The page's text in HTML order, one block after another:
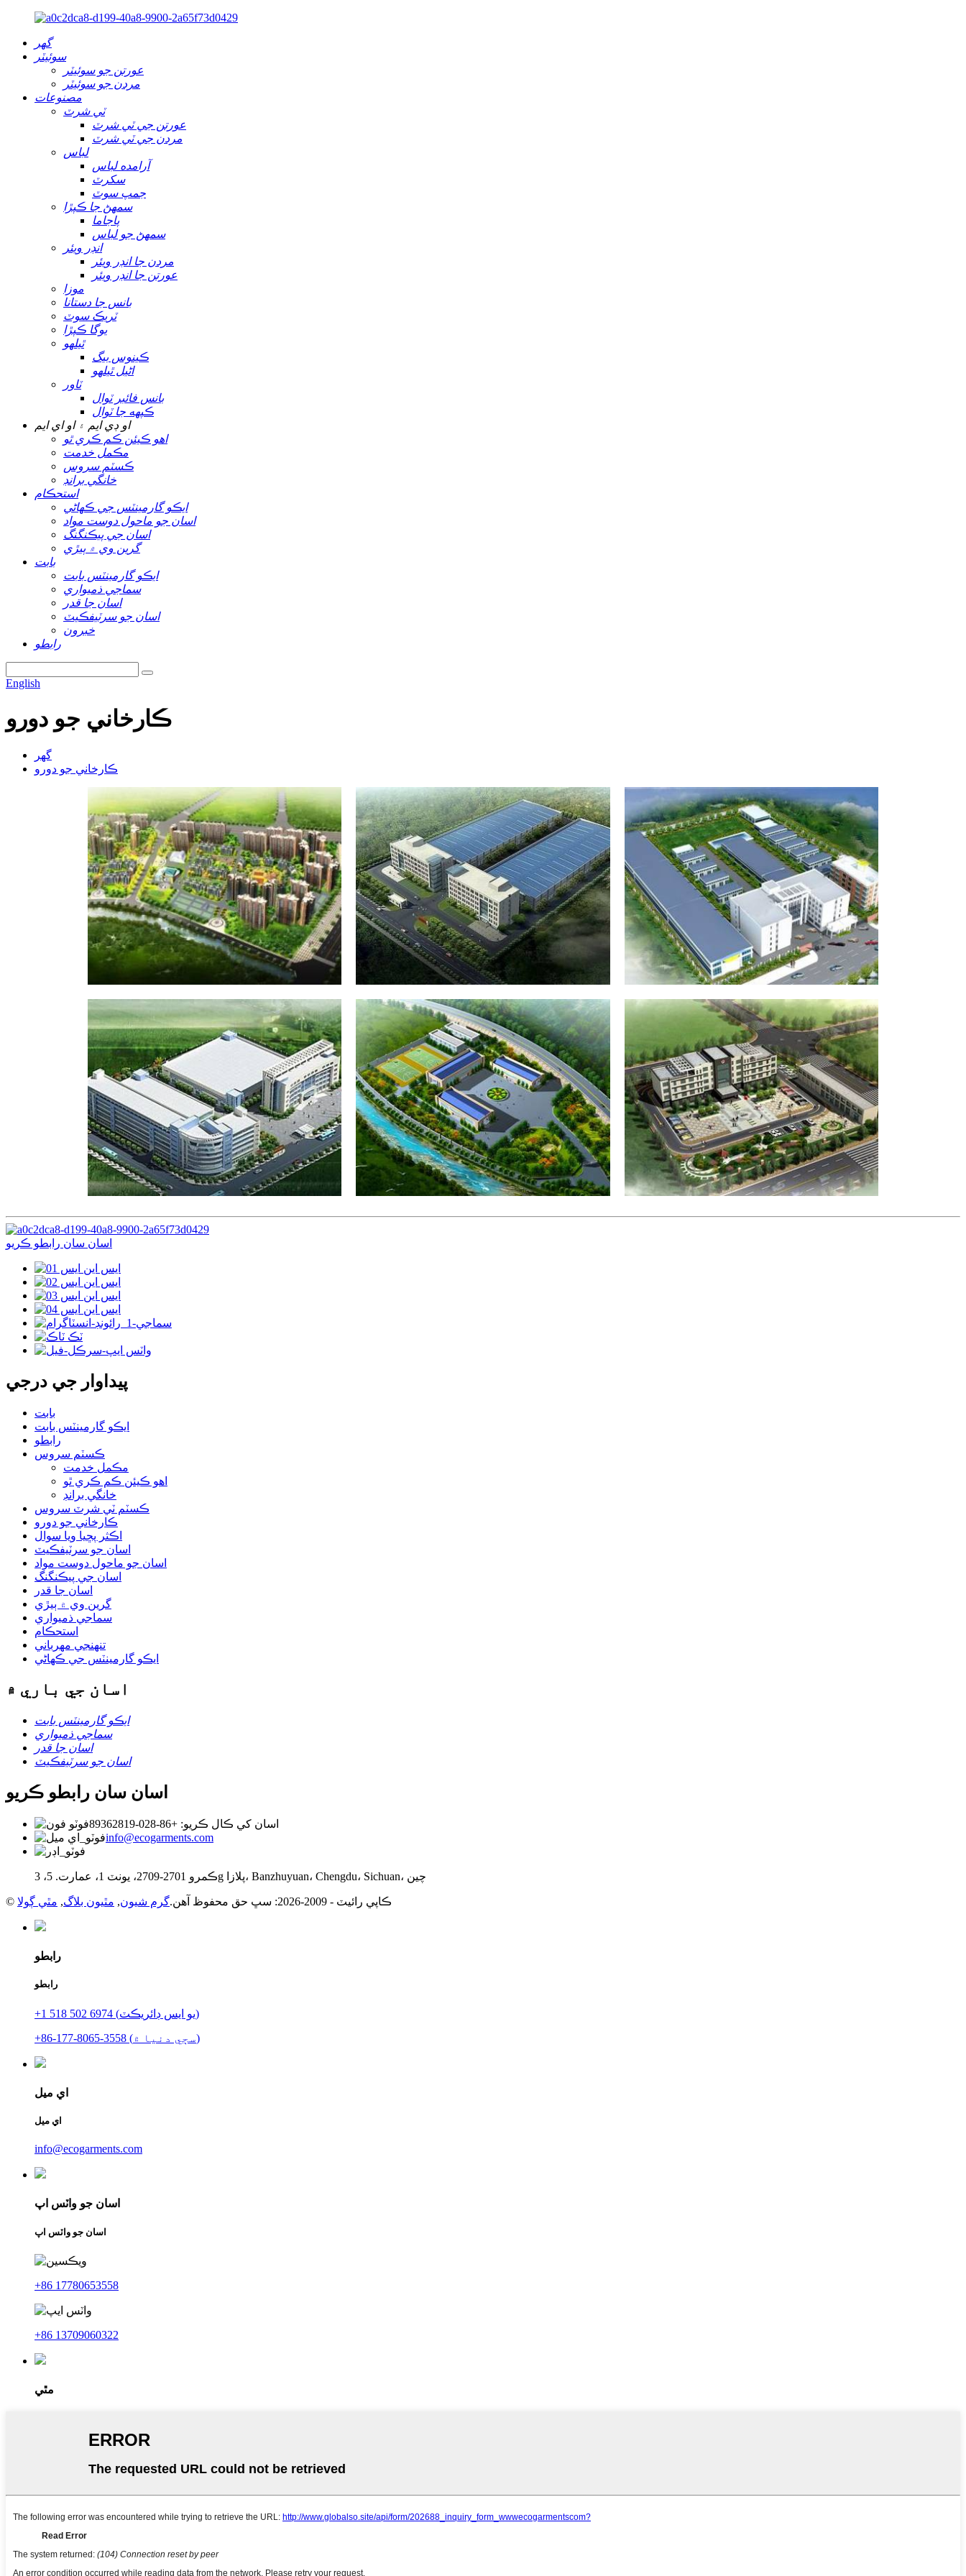
گهر
سوئيٽر
عورتن جو سوئيٽر
مردن جو سوئيٽر
مصنوعات
ٽي شرٽ
عورتن جي ٽي شرٽ
مردن جي ٽي شرٽ
لباس
آرامده لباس
سکرٽ
جمپ سوٽ
سمهڻ جا ڪپڙا
پاجاما
سمهڻ جو لباس
انڊر ويئر
مردن جا انڊر ويئر
عورتن جا انڊر ويئر
موزا
بانس جا دستانا
ٽريڪ سوٽ
يوگا ڪپڙا
ٿيلهو
ڪينوس بيگ
اڻيل ٿيلهو
ٽاور
بانس فائبر ٽوال
ڪپهه جا ٽوال
او ڊي ايم ۽ او اي ايم
اهو ڪيئن ڪم ڪري ٿو
مڪمل خدمت
ڪسٽم سروس
خانگي برانڊ
استحڪام
ايڪو گارمينٽس جي ڪهاڻي
اسان جو ماحول دوست مواد
اسان جي پيڪنگنگ
گرين وي ۾ ٻيڙي
بابت
ايڪو گارمينٽس بابت
سماجي ذميواري
اسان جا قدر
اسان جو سرٽيفڪيٽ
خبرون
رابطو
English
ڪارخاني جو دورو
گھر
ڪارخاني جو دورو
اسان سان رابطو ڪريو
پيداوار جي درجي
بابت
ايڪو گارمينٽس بابت
رابطو
ڪسٽم سروس
مڪمل خدمت
اهو ڪيئن ڪم ڪري ٿو
خانگي برانڊ
ڪسٽم ٽي شرٽ سروس
ڪارخاني جو دورو
اڪثر پڇيا ويا سوال
اسان جو سرٽيفڪيٽ
اسان جو ماحول دوست مواد
اسان جي پيڪنگنگ
اسان جا قدر
گرين وي ۾ ٻيڙي
سماجي ذميواري
استحڪام
تنهنجي مهرباني
ايڪو گارمينٽس جي ڪهاڻي
اسان جي باري ۾
ايڪو گارمينٽس بابت
سماجي ذميواري
اسان جا قدر
اسان جو سرٽيفڪيٽ
اسان سان رابطو ڪريو
اسان کي ڪال ڪريو: +86-028-89362819
info@ecogarments.com
ڪمرو 2701-2709، يونٽ 1، عمارت. 5، 3g پلازا، Banzhuyuan، Chengdu، Sichuan، چين
© ڪاپي رائيٽ - 2009-2026: سڀ حق محفوظ آهن. گرم شيون, مٿيون بلاگ, مٿي ڳولا
رابطو
رابطو
+1 518 502 6974 (يو ايس ڊائريڪٽ)
+86-177-8065-3558 (سڄي دنيا ۾)
اي ميل
اي ميل
info@ecogarments.com
اسان جو واٽس اپ
اسان جو واٽس اپ
+86 17780653558
+86 13709060322
مٿي